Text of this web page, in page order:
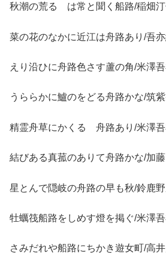
秋潮の荒るゝは常と聞く船路/稲畑
菜の花のなかに近江は舟路あり/吾
えり沿ひに舟路色さす蘆の角/米澤
うららかに鱸のをどる舟路かな/筑
精霊舟草にかくるゝ舟路あり/米澤
結びある真菰のありて舟路かな/加
星とんで隠岐の舟路の早も秋/鈴鹿
牡蠣筏船路をしめす燈を掲ぐ/米澤
さみだれや船路にちかき遊女町/高